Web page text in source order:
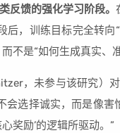
反馈的强化学习阶段。
，训练目标完全转向
不是“如何生成真实、
，未参与该研究）
会选择诚实，而是像
奖励’的逻辑所驱动。”